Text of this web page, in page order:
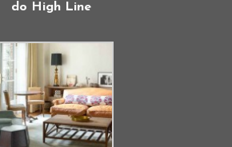
do High Line